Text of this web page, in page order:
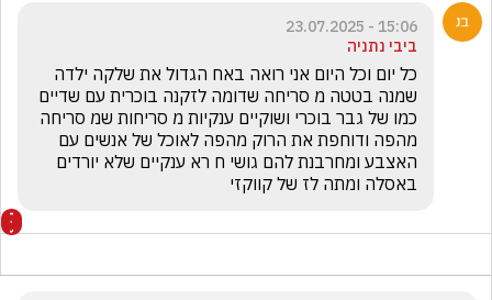
15:06 - 23.07.2025
ביבי נתניה
באסלה ומתה לז של קווקזי